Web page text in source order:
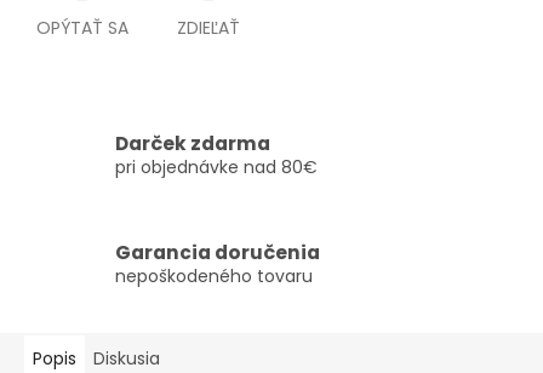
OPÝTAŤ SA ZDIEĽAŤ
Darček zdarma
pri objednávke nad 80€
Garancia doručenia
nepoškodeného tovaru
Popis Diskusia